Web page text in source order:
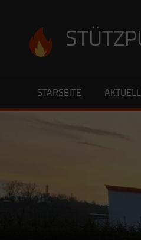
springen
STARSEITE